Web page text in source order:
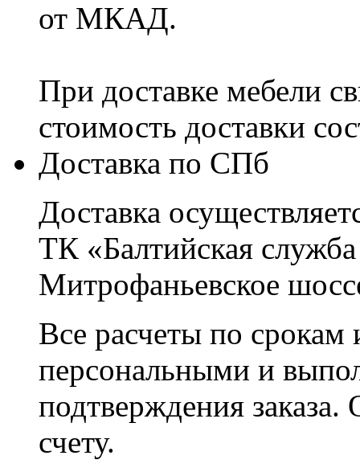
от МКАД.
При доставке мебели
стоимость доставки
Доставка по СПб
Доставка
ТК «Балтийская
Митрофаньевское
Все расчеты по срокам
персональными и
подтверждения заказа.
счету.